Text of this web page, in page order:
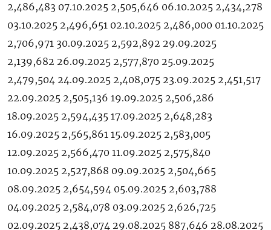
2,486,483 07.10.2025 2,505,646 06.10.2025 2,434,278
03.10.2025 2,496,651 02.10.2025 2,486,000 01.10.2025
2,706,971 30.09.2025 2,592,892 29.09.2025
2,139,682 26.09.2025 2,577,870 25.09.2025
2,479,504 24.09.2025 2,408,075 23.09.2025 2,451,517
22.09.2025 2,505,136 19.09.2025 2,506,286
18.09.2025 2,594,435 17.09.2025 2,648,283
16.09.2025 2,565,861 15.09.2025 2,583,005
12.09.2025 2,566,470 11.09.2025 2,575,840
10.09.2025 2,527,868 09.09.2025 2,504,665
08.09.2025 2,654,594 05.09.2025 2,603,788
04.09.2025 2,584,078 03.09.2025 2,626,725
02.09.2025 2,438,074 29.08.2025 887,646 28.08.2025